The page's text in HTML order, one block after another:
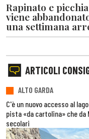
Rapinato e
viene
una settimana
ARTICOLI
ALTO GARDA
C'è un nuovo accesso al
pista «da cartolina» che da
secolari